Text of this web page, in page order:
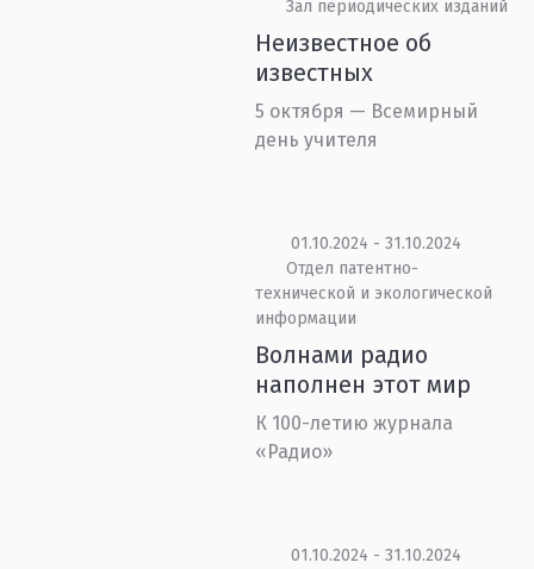
Зал периодических изданий
Неизвестное об
известных
5 октября — Всемирный
день учителя
01.10.2024 - 31.10.2024
Отдел патентно-
технической и экологической
информации
Волнами радио
наполнен этот мир
К 100-летию журнала
«Радио»
01.10.2024 - 31.10.2024